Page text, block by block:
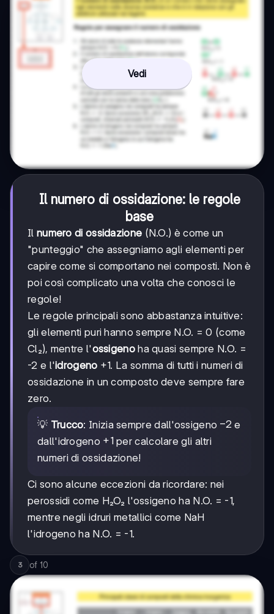
Vedi
Il numero di ossidazione: le regole
base
Il numero di ossidazione (N.O.) è come un
"punteggio" che assegniamo agli elementi per
capire come si comportano nei composti. Non è
poi così complicato una volta che conosci le
regole!
Le regole principali sono abbastanza intuitive:
gli elementi puri hanno sempre N.O. = 0 (come
Cl₂), mentre l'ossigenoha quasi sempre N.O. =
-2 e l'idrogeno +1. La somma di tutti i numeri di
ossidazione in un composto deve sempre fare
zero.
💡 Trucco: Inizia sempre dall'ossigeno -2
−2 e
dall'idrogeno +1
+1per calcolare gli altri
numeri di ossidazione!
Ci sono alcune eccezioni da ricordare: nei
perossidi come H₂O₂ l'ossigeno ha N.O. = -1,
mentre negli idruri metallici come NaH
l'idrogeno ha N.O. = -1.
3 of 10